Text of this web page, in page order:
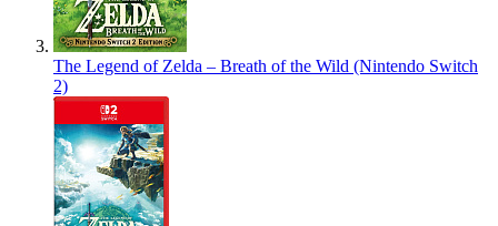
The Legend of Zelda – Breath of the Wild (Nintendo Switch
2)